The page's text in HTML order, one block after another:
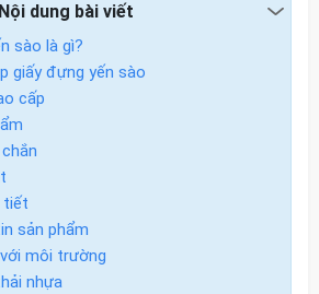
Nội dung bài viết
sào là gì?
giấy đựng yến sào
cấp
tiết
sản phẩm
môi trường
nhựa